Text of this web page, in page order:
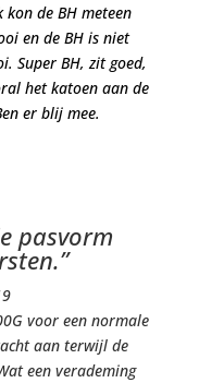
de BH meteen
en de BH is niet
Super BH, zit goed,
het katoen aan de
er blij mee.
pasvorm
voor een normale
aan terwijl de
een verademing